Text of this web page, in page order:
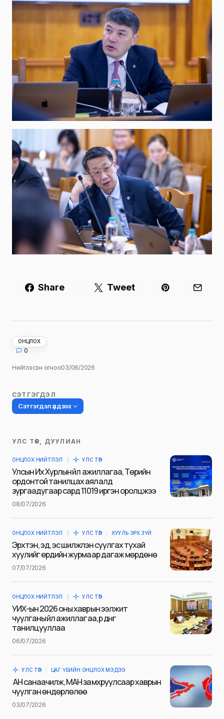
Share Tweet
ОНЦЛОХ
0
Нийтлэсэн огноо03/06/2026
СЭТГЭГДЭЛ
Сэтгэгдэл үлдээх
Таны имэйл хаягийг нийтлэхгүй.
тэмдэглэсэн
Сэтгэгдэл*
Name
time I comment.
Илгээх
УЛС ТӨР, ДУУЛИАН
ОНЦЛОХ НИЙТЛЭЛ УЛС ТӨР
Улсын Их Хурлын үйл ажиллагаа, Төрийн
ордонтой танилцах аялалд
зургаадугаар сард 11019 иргэн оролцжээ
08/07/2026
ОНЦЛОХ НИЙТЛЭЛ УЛС ТӨР ХУУЛЬ ЭРХ ЗҮЙ
Эрхтэн, эд, эс шилжүүлэн суулгах тухай
хуулийг ердийн журмаар дагаж мөрдөнө
07/07/2026
ОНЦЛОХ НИЙТЛЭЛ УЛС ТӨР
УИХ-ын 2026 оны хаврын ээлжит
чуулганы үйл ажиллагаа, үр дүнг
танилцууллаа
06/07/2026
УЛС ТӨР ЦАГ ҮЕИЙН ОНЦЛОХ МЭДЭЭ
АН санаачилж, МАН замхруулсаар хаврын
чуулган өндөрлөлөө
03/07/2026